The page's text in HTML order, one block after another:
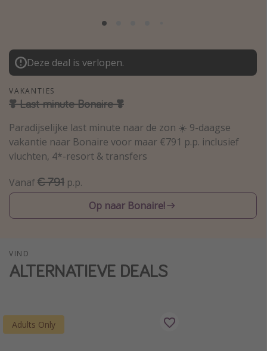
Malta
Madeira
Egypte
Bali
Type vakantie
Weekendje weg
Vakantieparken
Rondreizen
Deze deal is verlopen.
VAKANTIES
❣️ Last minute Bonaire ❣️
Paradijselijke last minute naar de zon ☀️ 9-daagse
vakantie naar Bonaire voor maar €791 p.p. inclusief
vluchten, 4*-resort & transfers
Vanaf€ 791 p.p.
Op naar Bonaire!
VIND
ALTERNATIEVE DEALS
Adults Only